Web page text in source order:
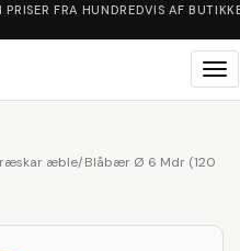
FRA HUNDREDVIS AF
æble/Blåbær Ø 6 Mdr (120